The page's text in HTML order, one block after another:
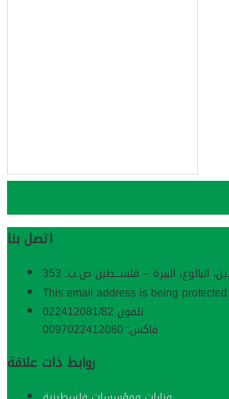
اتصل بنا
This email address is being
تلفون 022412081/82
فاكس: 0097022412080
روابط ذات علاقة